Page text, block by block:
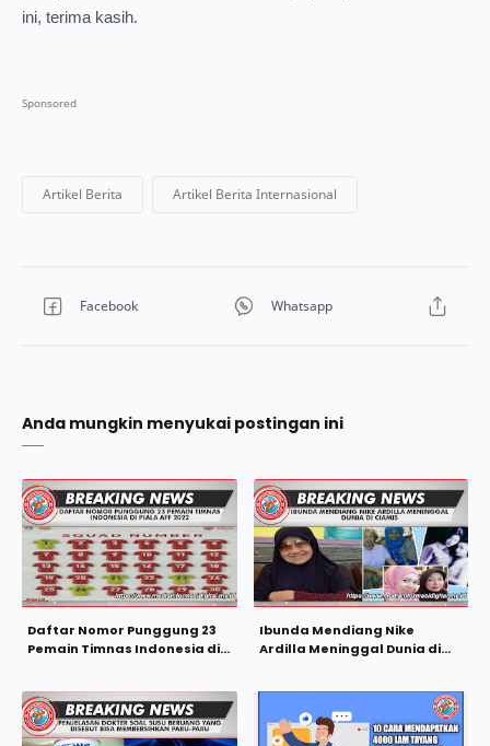
ini, terima kasih.
Anda mungkin menyukai postingan ini
Daftar Nomor Punggung 23
Pemain Timnas Indonesia di
Ibunda Mendiang Nike
Ardilla Meninggal Dunia di